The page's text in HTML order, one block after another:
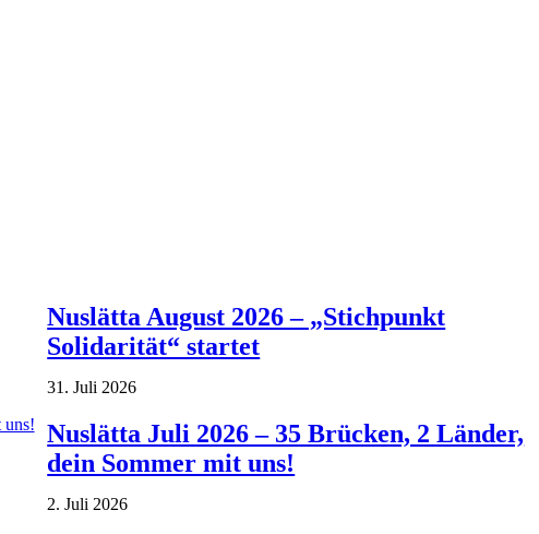
Nuslätta August 2026 – „Stichpunkt
Solidarität“ startet
31. Juli 2026
Nuslätta Juli 2026 – 35 Brücken, 2 Länder,
dein Sommer mit uns!
2. Juli 2026